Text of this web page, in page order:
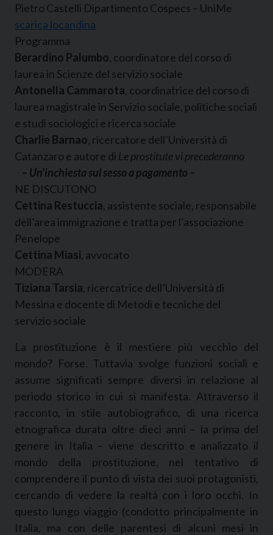
Pietro Castelli Dipartimento Cospecs – UniMe
scarica locandina
Programma
Berardino Palumbo, coordinatore del corso di
laurea in Scienze del servizio sociale
Antonella Cammarota, coordinatrice del corso di
laurea magistrale in Servizio sociale, politiche sociali
e studi sociologici e ricerca sociale
Charlie Barnao, ricercatore dell’Università di
Catanzaro e autore di Le prostitute vi precederanno
– Un’inchiesta sul sesso a pagamento –
NE DISCUTONO
Cettina Restuccia, assistente sociale, responsabile
dell’area immigrazione e tratta per l’associazione
Penelope
Cettina Miasi, avvocato
MODERA
Tiziana Tarsia, ricercatrice dell’Università di
Messina e docente di Metodi e tecniche del
servizio sociale
La prostituzione è il mestiere più vecchio del
mondo? Forse. Tuttavia svolge funzioni sociali e
assume significati sempre diversi in relazione al
periodo storico in cui si manifesta. Attraverso il
racconto, in stile autobiografico, di una ricerca
etnografica durata oltre dieci anni – la prima del
genere in Italia – viene descritto e analizzato il
mondo della prostituzione, nel tentativo di
comprendere il punto di vista dei suoi protagonisti,
cercando di vedere la realtà con i loro occhi. In
questo lungo viaggio (condotto principalmente in
Italia, ma con delle parentesi di alcuni mesi in